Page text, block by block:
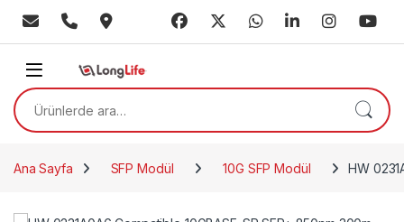
Skip to navigation
Skip to content
Ara:
Ana Sayfa SFP Modül 10G SFP Modül HW